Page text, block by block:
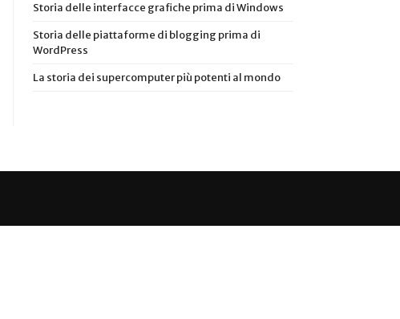
Storia delle interfacce grafiche prima di Windows
Storia delle piattaforme di blogging prima di
WordPress
La storia dei supercomputer più potenti al mondo